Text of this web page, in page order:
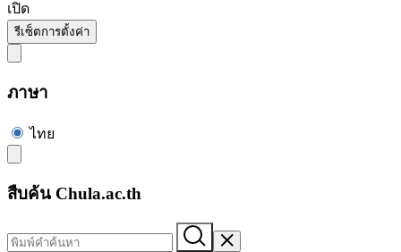
เปิด
รีเซ็ตการตั้งค่า
ภาษา
ไทย
สืบค้น Chula.ac.th